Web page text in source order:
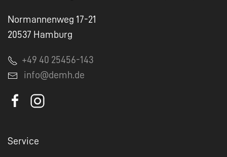
Normannenweg 17-21
20537 Hamburg
+49 40 25456-143
info@demh.de
Service